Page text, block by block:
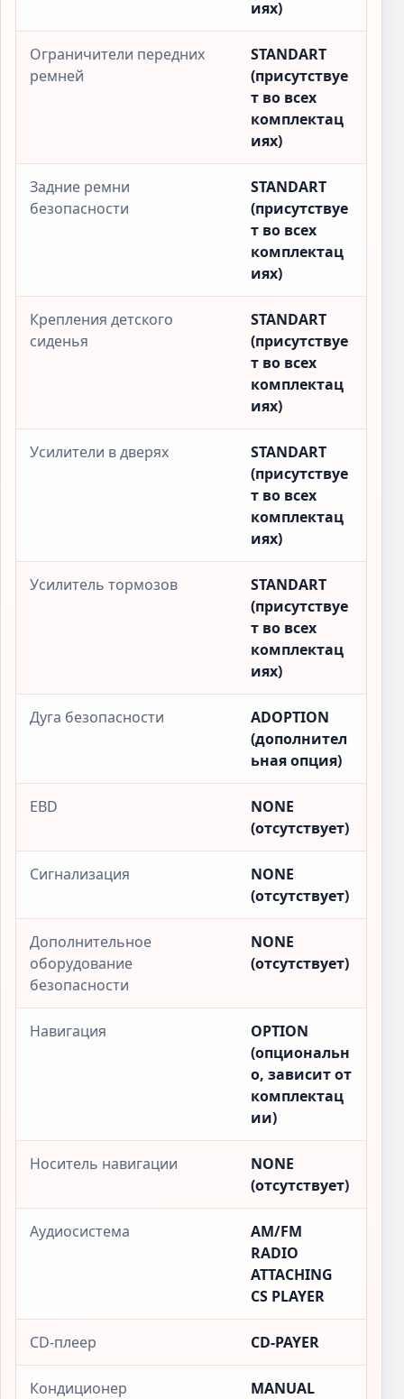
иях)
Ограничители передних
ремней
STANDART
(присутствуе
т во всех
комплектац
иях)
Задние ремни
безопасности
STANDART
(присутствуе
т во всех
комплектац
иях)
Крепления детского
сиденья
STANDART
(присутствуе
т во всех
комплектац
иях)
Усилители в дверях
STANDART
(присутствуе
т во всех
комплектац
иях)
Усилитель тормозов
STANDART
(присутствуе
т во всех
комплектац
иях)
Дуга безопасности
ADOPTION
(дополнител
ьная опция)
EBD
NONE
(отсутствует)
Сигнализация
NONE
(отсутствует)
Дополнительное
оборудование
безопасности
NONE
(отсутствует)
Навигация
OPTION
(опциональн
о, зависит от
комплектац
ии)
Носитель навигации
NONE
(отсутствует)
Аудиосистема
AM/FM
RADIO
ATTACHING
CS PLAYER
CD-плеер CD-PAYER
Кондиционер MANUAL